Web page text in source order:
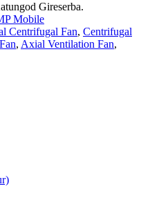
Gireserba.
Mobile
Centrifugal Fan, Centrifugal
, Axial Ventilation Fan,